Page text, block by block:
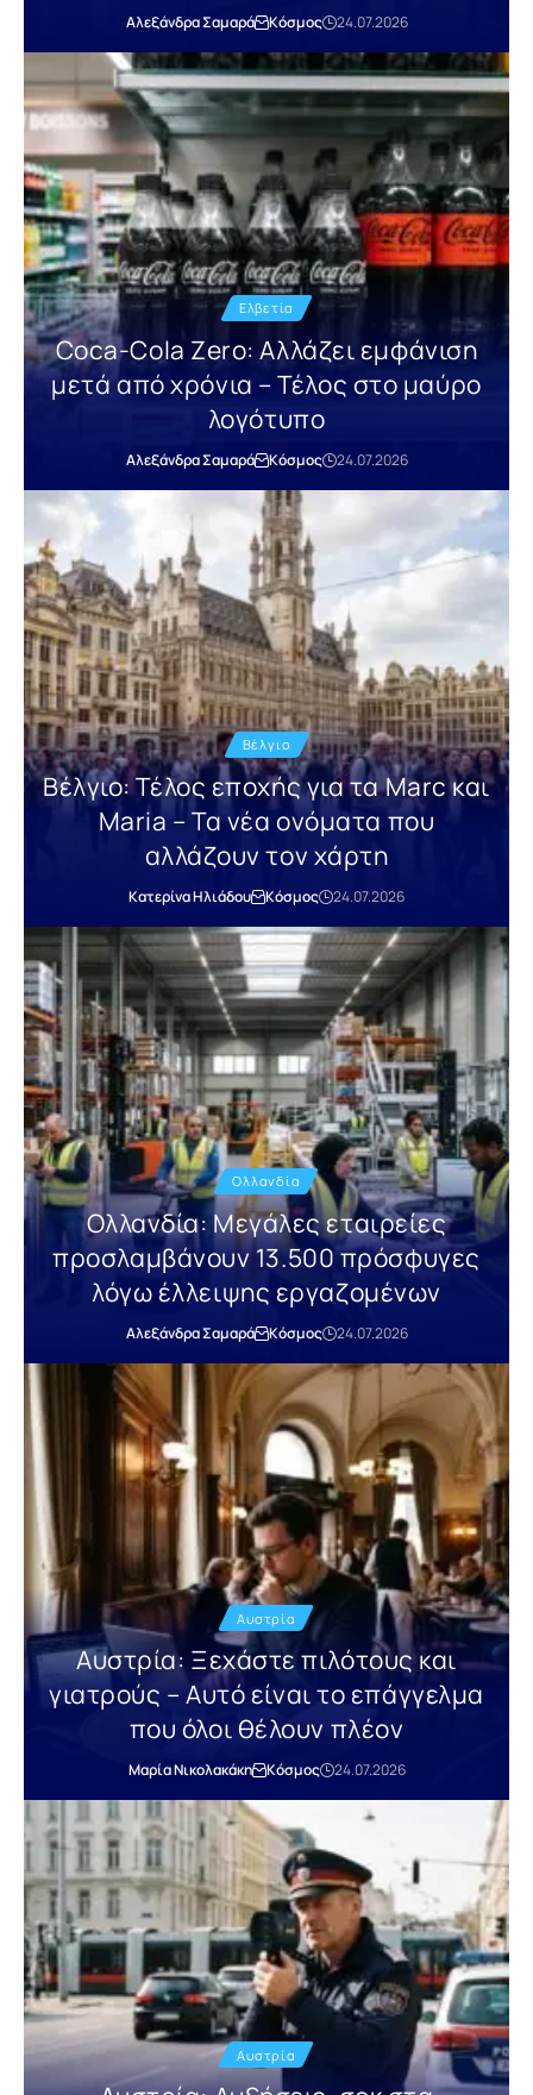
Αλεξάνδρα Σαμαρά Κόσμος 24.07.2026
Ελβετία
Coca-Cola Zero: Αλλάζει εμφάνιση
μετά από χρόνια – Τέλος στο μαύρο
λογότυπο
Αλεξάνδρα Σαμαρά Κόσμος 24.07.2026
Βέλγιο
Βέλγιο: Τέλος εποχής για τα Marc και
Maria – Τα νέα ονόματα που
αλλάζουν τον χάρτη
Κατερίνα Ηλιάδου Κόσμος 24.07.2026
Ολλανδία
Ολλανδία: Μεγάλες εταιρείες
προσλαμβάνουν 13.500 πρόσφυγες
λόγω έλλειψης εργαζομένων
Αλεξάνδρα Σαμαρά Κόσμος 24.07.2026
Αυστρία
Αυστρία: Ξεχάστε πιλότους και
γιατρούς – Αυτό είναι το επάγγελμα
που όλοι θέλουν πλέον
Μαρία Νικολακάκη Κόσμος 24.07.2026
Αυστρία